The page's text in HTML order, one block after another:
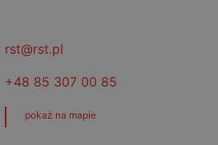
rst@rst.pl
+48 85 307 00 85
pokaż na mapie